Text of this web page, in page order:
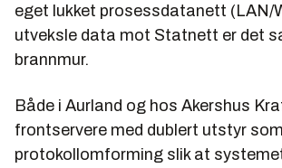
eget lukket prosessdatanett (LAN/
utveksle data mot Statnett er det
brannmur.
Både i Aurland og hos Akershus
frontservere med dublert utstyr
protokollomforming slik at